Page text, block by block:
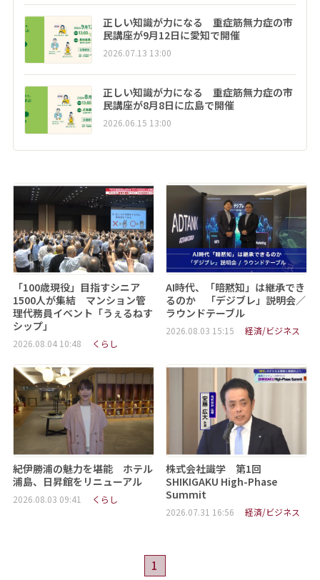
正しい知識が力になる 重症筋無力症の市
民講座が9月12日に愛知で開催
2026.07.13 13:00
正しい知識が力になる 重症筋無力症の市
民講座が8月8日に広島で開催
2026.06.15 13:00
「100歳現役」目指すシニア
1500人が集結 マンション管
理代務員イベント「うぇるねす
シップ」
2026.08.04 10:48 くらし
AI時代、「暗黙知」は継承でき
るのか 「デジブレ」説明会／
ラウンドテーブル
2026.08.03 15:15 経済/ビジネス
紀伊勝浦の魅力を堪能 ホテル
浦島、日昇館をリニューアル
2026.08.03 09:41 くらし
株式会社識学 第1回
SHIKIGAKU High-Phase
Summit
2026.07.31 16:56 経済/ビジネス
1